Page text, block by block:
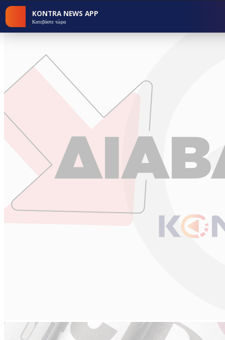
KONTRA NEWS APP
Κατεβάστε τώρα